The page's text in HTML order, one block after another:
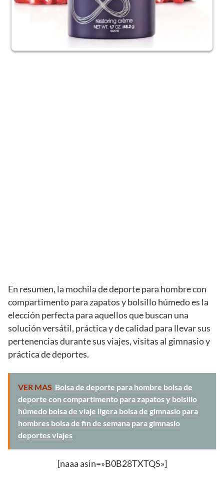
En resumen, la mochila de deporte para hombre con
compartimento para zapatos y bolsillo húmedo es la
elección perfecta para aquellos que buscan una
solución versátil, práctica y de calidad para llevar sus
pertenencias durante sus viajes, visitas al gimnasio y
práctica de deportes.
VER MAS Bolsa de deporte para hombre bolsa de
deporte con compartimento para zapatos y bolsillo
húmedo bolsa de viaje ligera bolsa de gimnasio para
hombres bolsa de fin de semana para gimnasio
deportes viajes
[naaa asin=»B0B28TXTQS»]